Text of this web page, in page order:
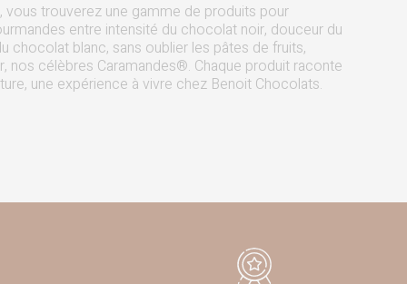
, vous trouverez une gamme de produits pour
entre intensité du chocolat noir, douceur du
chocolat blanc, sans oublier les pâtes de fruits,
nos célèbres Caramandes®. Chaque produit raconte
une expérience à vivre chez Benoit Chocolats.